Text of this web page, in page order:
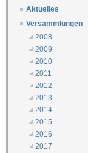
Aktuelles
Versammlungen
2008
2009
2010
2011
2012
2013
2014
2015
2016
2017